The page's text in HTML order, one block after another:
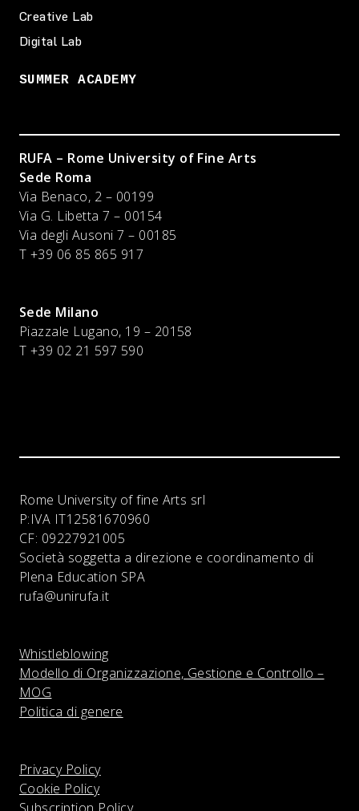
Creative Lab
Digital Lab
SUMMER ACADEMY
RUFA – Rome University of Fine Arts
Sede Roma
Via Benaco, 2 – 00199
Via G. Libetta 7 – 00154
Via degli Ausoni 7 – 00185
T +39 06 85 865 917
Sede Milano
Piazzale Lugano, 19 – 20158
T +39 02 21 597 590
Rome University of fine Arts srl
P:IVA IT12581670960
CF: 09227921005
Società soggetta a direzione e coordinamento di
Plena Education SPA
rufa@unirufa.it
Whistleblowing
Modello di Organizzazione, Gestione e Controllo –
MOG
Politica di genere
Privacy Policy
Cookie Policy